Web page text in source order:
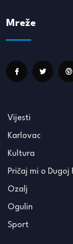
Mreže
Vijesti
Karlovac
Kultura
Pričaj mi o Dugoj
Ozalj
Ogulin
Sport